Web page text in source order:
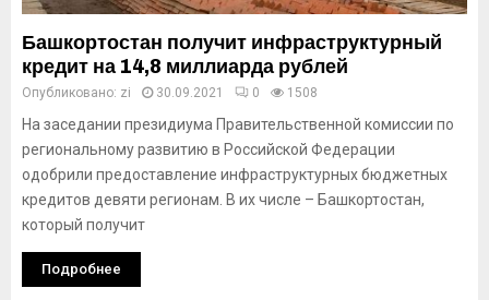
Башкортостан получит инфраструктурный
кредит на 14,8 миллиарда рублей
Опубликовано: zi 30.09.2021 0 1508
На заседании президиума Правительственной комиссии по
региональному развитию в Российской Федерации
одобрили предоставление инфраструктурных бюджетных
кредитов девяти регионам. В их числе – Башкортостан,
который получит
Подробнее